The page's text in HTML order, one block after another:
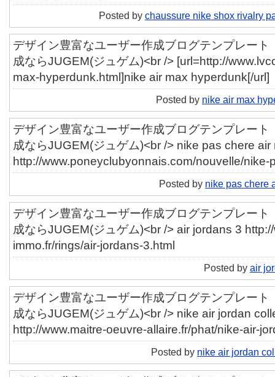
Posted by chaussure nike shox rivalry
デザイン豊富なユーザー作成ブログテンプレート
成ならJUGEM(ジュゲム)<br /> [url=http://
max-hyperdunk.html]nike air max hyperdunk[/url]
Posted by nike air max
デザイン豊富なユーザー作成ブログテンプレート
成ならJUGEM(ジュゲム)<br /> nike pas chere air
http://www.poneyclubyonnais.com/nouvelle/nike-
Posted by nike pas chere
デザイン豊富なユーザー作成ブログテンプレート
成ならJUGEM(ジュゲム)<br /> air jordans 3
immo.fr/rings/air-jordans-3.html
Posted by air
デザイン豊富なユーザー作成ブログテンプレート
成ならJUGEM(ジュゲム)<br /> nike air jordan
http://www.maitre-oeuvre-allaire.fr/phat/nike-air-
Posted by nike air jordan